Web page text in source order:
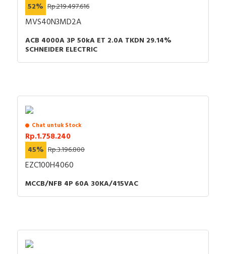
52% Rp.219.497.616
MVS40N3MD2A
ACB 4000A 3P 50kA ET 2.0A TKDN 29.14%
SCHNEIDER ELECTRIC
Chat untuk Stock
Rp.1.758.240
45% Rp.3.196.800
EZC100H4060
MCCB/NFB 4P 60A 30KA/415VAC